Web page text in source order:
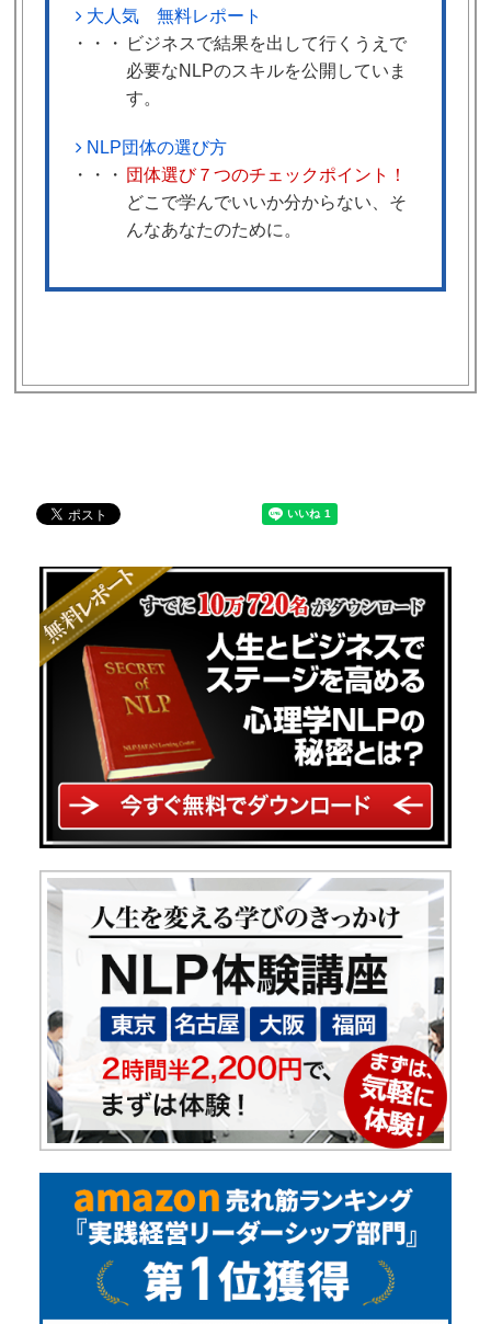
大人気 無料レポート
・・・
ビジネスで結果を出して行くうえで
必要なNLPのスキルを公開していま
す。
NLP団体の選び方
・・・ 団体選び７つのチェックポイント！
どこで学んでいいか分からない、そ
んなあなたのために。